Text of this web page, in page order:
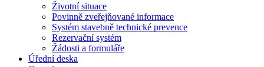
Životní situace
Povinně zveřejňované informace
Systém stavebně technické prevence
Rezervační systém
Žádosti a formuláře
Úřední deska